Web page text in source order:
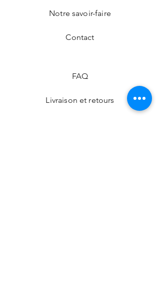
Notre savoir-faire
Contact
FAQ
Livraison et retours